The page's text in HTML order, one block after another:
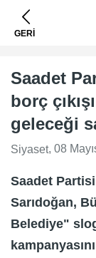
GERİ
Saadet
borç
geleceği
Siyaset, 08
Saadet
Sarıdoğan,
Belediye"